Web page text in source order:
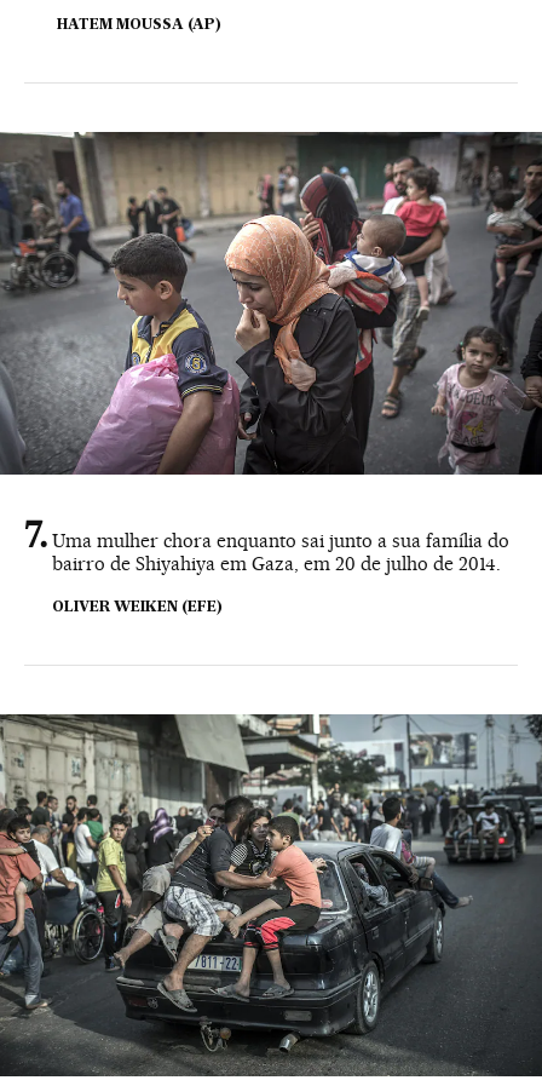
HATEM MOUSSA (AP)
Uma mulher chora enquanto sai junto a sua família do
bairro de Shiyahiya em Gaza, em 20 de julho de 2014.
OLIVER WEIKEN (EFE)